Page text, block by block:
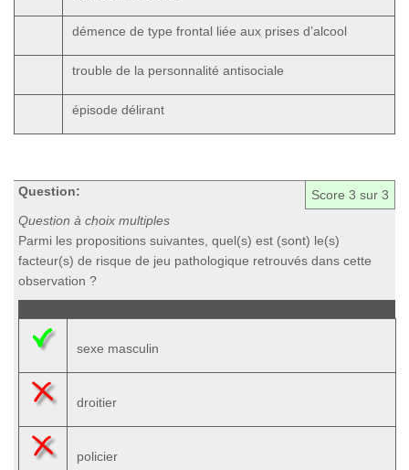
démence de type frontal liée aux prises d’alcool
trouble de la personnalité antisociale
épisode délirant
Score 3 sur 3
Question:
Question à choix multiples
Parmi les propositions suivantes, quel(s) est (sont) le(s)
facteur(s) de risque de jeu pathologique retrouvés dans cette
observation ?
sexe masculin
droitier
policier